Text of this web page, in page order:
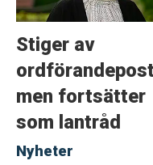
Stiger av
men fortsätter
som lantråd
Nyheter